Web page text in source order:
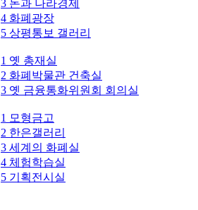
3 돈과 나라경제
4 화폐광장
5 상평통보 갤러리
1 옛 총재실
2 화폐박물관 건축실
3 옛 금융통화위원회 회의실
1 모형금고
2 한은갤러리
3 세계의 화폐실
4 체험학습실
5 기획전시실